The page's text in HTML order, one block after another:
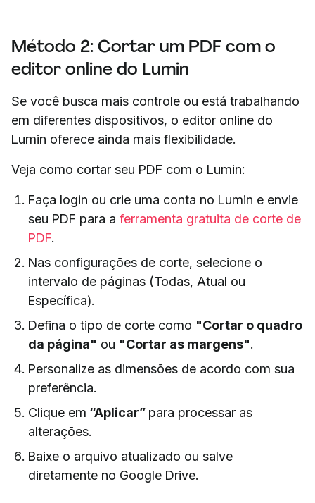
Método 2: Cortar um PDF com o
editor online do Lumin
Se você busca mais controle ou está trabalhando
em diferentes dispositivos, o editor online do
Lumin oferece ainda mais flexibilidade.
Veja como cortar seu PDF com o Lumin:
Faça login ou crie uma conta no Lumin e envie
seu PDF para a ferramenta gratuita de corte de
PDF.
Nas configurações de corte, selecione o
intervalo de páginas (Todas, Atual ou
Específica).
Defina o tipo de corte como "Cortar o quadro
da página" ou "Cortar as margens".
Personalize as dimensões de acordo com sua
preferência.
Clique em “Aplicar” para processar as
alterações.
Baixe o arquivo atualizado ou salve
diretamente no Google Drive.